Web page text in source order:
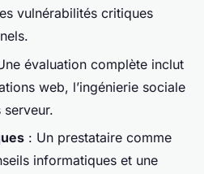
vulnérabilités critiques
évaluation complète inclut
web, l’ingénierie sociale
: Un prestataire comme
informatiques et une